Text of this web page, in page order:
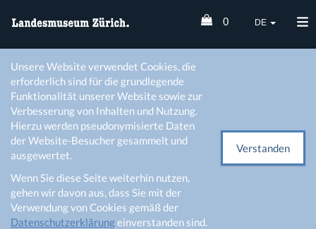
0 DE
Unsere Website verwendet Cookies, die
erforderlich sind für die grundlegende
Funktionalität unserer Website sowie zur
Verbesserung von Inhalten und Nutzung.
Hierzu werden pseudonymisierte Daten
der Website-Besucher gesammelt und
ausgewertet.
Wenn Sie diese Seite weiterhin nutzen,
gehen wir davon aus, dass Sie mit der
Verwendung von Cookies gemäß der
Datenschutzerklärung einverstanden sind.
Verstanden